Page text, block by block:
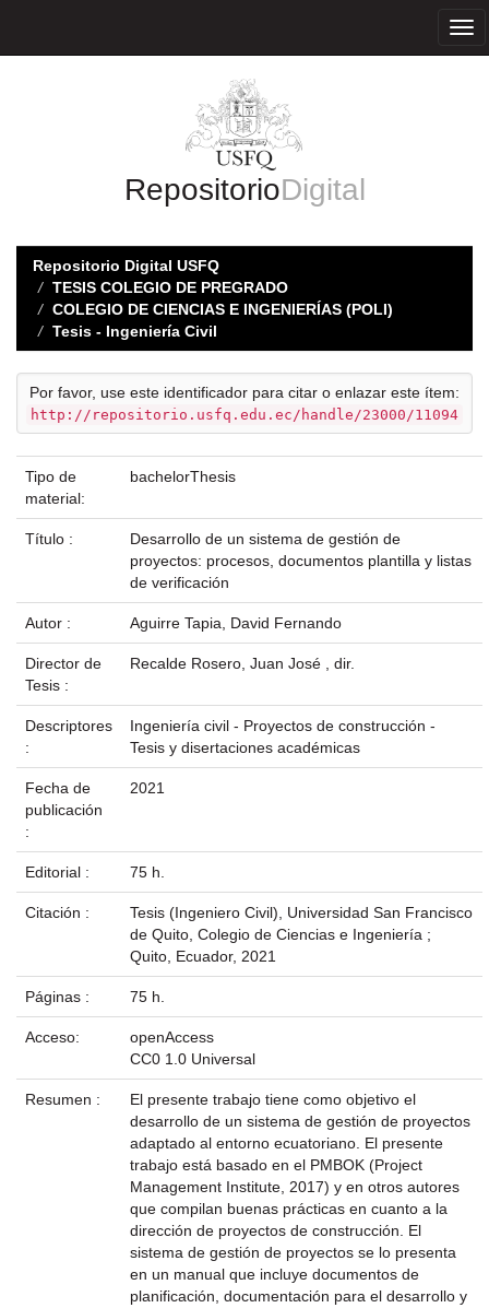
RepositorioDigital
Repositorio Digital USFQ
TESIS COLEGIO DE PREGRADO
COLEGIO DE CIENCIAS E INGENIERÍAS (POLI)
Tesis - Ingeniería Civil
Por favor, use este identificador para citar o enlazar este ítem:
http://repositorio.usfq.edu.ec/handle/23000/11094
Tipo de
material:
bachelorThesis
Título :
Desarrollo de un sistema de gestión de
proyectos: procesos, documentos plantilla y listas
de verificación
Autor : Aguirre Tapia, David Fernando
Director de
Tesis :
Recalde Rosero, Juan José , dir.
Descriptores
:
Ingeniería civil - Proyectos de construcción -
Tesis y disertaciones académicas
Fecha de
publicación
:
2021
Editorial : 75 h.
Citación :
Tesis (Ingeniero Civil), Universidad San Francisco
de Quito, Colegio de Ciencias e Ingeniería ;
Quito, Ecuador, 2021
Páginas : 75 h.
Acceso:
openAccess
CC0 1.0 Universal
Resumen :
El presente trabajo tiene como objetivo el
desarrollo de un sistema de gestión de proyectos
adaptado al entorno ecuatoriano. El presente
trabajo está basado en el PMBOK (Project
Management Institute, 2017) y en otros autores
que compilan buenas prácticas en cuanto a la
dirección de proyectos de construcción. El
sistema de gestión de proyectos se lo presenta
en un manual que incluye documentos de
planificación, documentación para el desarrollo y